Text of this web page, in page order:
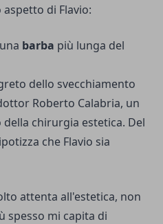
di Flavio:
barba più lunga del
dello svecchiamento
Roberto Calabria, un
chirurgia estetica. Del
che Flavio sia
attenta all'estetica, non
spesso mi capita di